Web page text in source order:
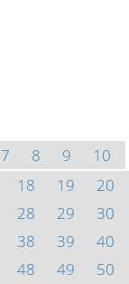
7 8 9
10
18 19
20
28 29
30
38 39
40
48 49
50